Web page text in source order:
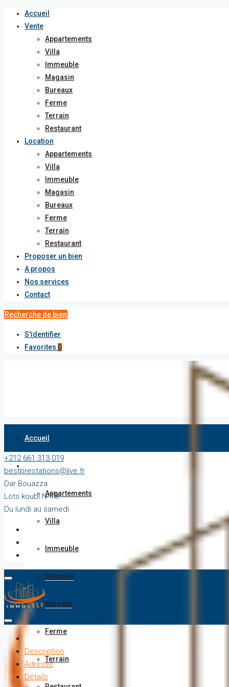
Accueil
Vente
Appartements
Villa
Immeuble
Magasin
Bureaux
Ferme
Terrain
Restaurant
Location
Appartements
Villa
Immeuble
Magasin
Bureaux
Ferme
Terrain
Restaurant
Proposer un bien
A propos
Nos services
Contact
Recherche de bien
S'identifier
Favorites 0
Accueil
Appartements
Villa
Immeuble
Magasin
Bureaux
Ferme
Terrain
+212 661 313 019
bestprestations@live.fr
Dar Bouazza
Lots koubi N°18
Du lundi au samedi
Description
Adresse
Détails